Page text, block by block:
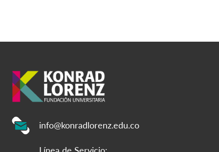
info@konradlorenz.edu.co